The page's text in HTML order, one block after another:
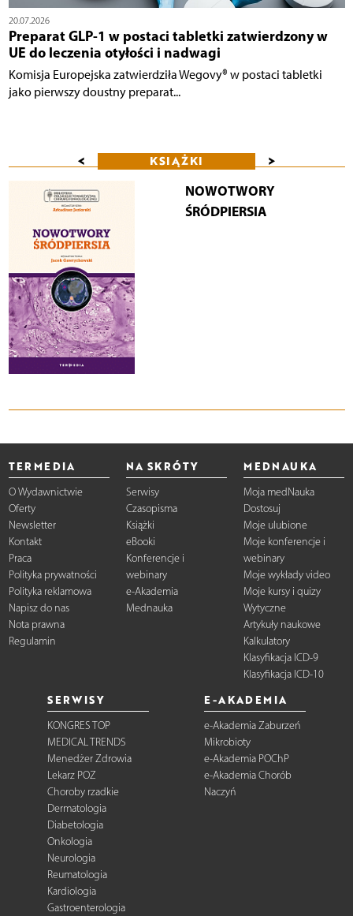
20.07.2026
Preparat GLP-1 w postaci tabletki zatwierdzony w
UE do leczenia otyłości i nadwagi
Komisja Europejska zatwierdziła Wegovy® w postaci tabletki
jako pierwszy doustny preparat...
< KSIĄŻKI >
NOWOTWORY
ŚRÓDPIERSIA
TERMEDIA
O Wydawnictwie
Oferty
Newsletter
Kontakt
Praca
Polityka prywatności
Polityka reklamowa
Napisz do nas
Nota prawna
Regulamin
NA SKRÓTY
Serwisy
Czasopisma
Książki
eBooki
Konferencje i
webinary
e-Akademia
Mednauka
MEDNAUKA
Moja medNauka
Dostosuj
Moje ulubione
Moje konferencje i
webinary
Moje wykłady video
Moje kursy i quizy
Wytyczne
Artykuły naukowe
Kalkulatory
Klasyfikacja ICD-9
Klasyfikacja ICD-10
SERWISY
KONGRES TOP
MEDICAL TRENDS
Menedżer Zdrowia
Lekarz POZ
Choroby rzadkie
Dermatologia
Diabetologia
Onkologia
Neurologia
Reumatologia
Kardiologia
Gastroenterologia
E-AKADEMIA
e-Akademia Zaburzeń
Mikrobioty
e-Akademia POChP
e-Akademia Chorób
Naczyń